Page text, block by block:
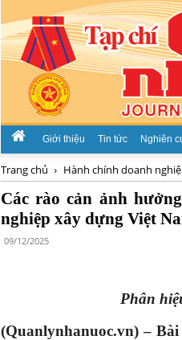
Giới thiệu Tin tức Nghiên
Trang chủ Hành chính doanh
Các rào cản ảnh
nghiệp xây dựng Việt
09/12/2025
Phân
(Quanlynhanuoc.vn) –Bài